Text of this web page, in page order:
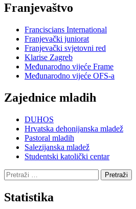
Franjevaštvo
Franciscians International
Franjevački juniorat
Franjevački svjetovni red
Klarise Zagreb
Međunarodno vijeće Frame
Međunarodno vijeće OFS-a
Zajednice mladih
DUHOS
Hrvatska dehonijanska mladež
Pastoral mladih
Salezijanska mladež
Studentski katolički centar
Pretraži:
Statistika